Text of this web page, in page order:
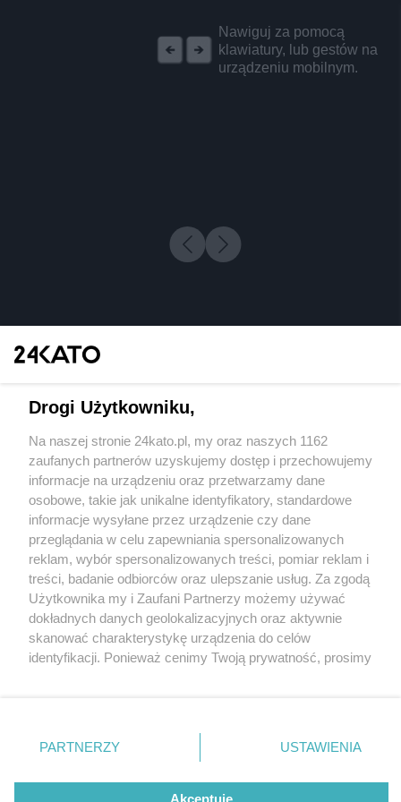
Nawiguj za pomocą
klawiatury, lub gestów na
urządzeniu mobilnym.
5 / 0
Wydawca mediów lokalnych
Nie zapomnij
zapoznać się z:
polityką prywatności regulamin korzystania z portali
Twojemiasto
Piekary Śląskie
Chorzów
Tarnowskie Góry
Gliwice
Skontakuj sięz nami
Kontakt
Wydawca
Redakcja
Drogi Użytkowniku,
Na naszej stronie 24kato.pl, my oraz naszych 1162
zaufanych partnerów uzyskujemy dostęp i przechowujemy
informacje na urządzeniu oraz przetwarzamy dane
osobowe, takie jak unikalne identyfikatory, standardowe
informacje wysyłane przez urządzenie czy dane
przeglądania w celu zapewniania spersonalizowanych
reklam, wybór spersonalizowanych treści, pomiar reklam i
treści, badanie odbiorców oraz ulepszanie usług. Za zgodą
Użytkownika my i Zaufani Partnerzy możemy używać
dokładnych danych geolokalizacyjnych oraz aktywnie
skanować charakterystykę urządzenia do celów
identyfikacji. Ponieważ cenimy Twoją prywatność, prosimy
prywatności znajdujący się w lewym dolnym rogu strony
. Niektóre rodzaje przetwarzania danych nie wymagają
zgody użytkownika, ale masz prawo sprzeciwić się
takiemu przetwarzaniu. Preferencje będą miały
PARTNERZY USTAWIENIA
Akceptuję